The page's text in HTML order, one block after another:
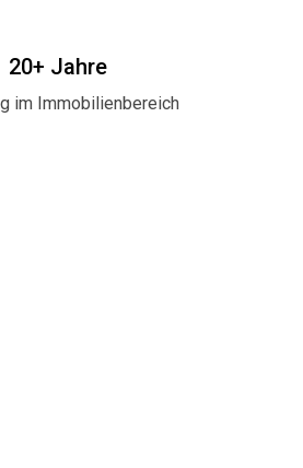
20+ Jahre
im Immobilienbereich